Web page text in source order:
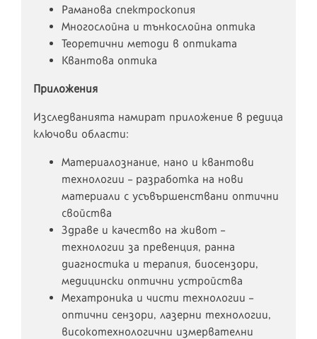
Раманова спектроскопия
Многослойна и тънкослойна оптика
Теоретични методи в оптиката
Квантова оптика
Приложения
Изследванията намират приложение в редица
ключови области:
Материалознание, нано и квантови
технологии – разработка на нови
материали с усъвършенствани оптични
свойства
Здраве и качество на живот –
технологии за превенция, ранна
диагностика и терапия, биосензори,
медицински оптични устройства
Мехатроника и чисти технологии –
оптични сензори, лазерни технологии,
високотехнологични измервателни